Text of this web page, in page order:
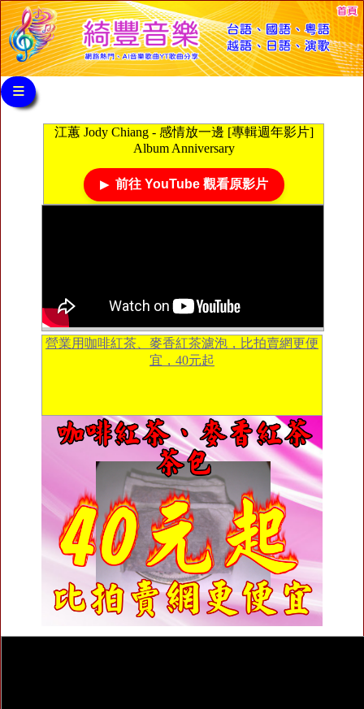
≡
江蕙 Jody Chiang - 感情放一邊 [專輯週年影片]
Album Anniversary
前往 YouTube 觀看原影片
營業用咖啡紅茶、麥香紅茶濾泡，比拍賣網更便
宜，40元起